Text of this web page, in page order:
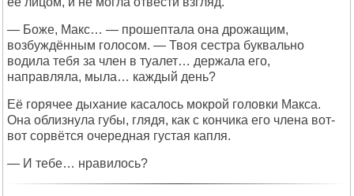
— Боже, Макс… — прошептала она дрожащим,
возбуждённым голосом. — Твоя сестра буквально
водила тебя за член в туалет… держала его,
направляла, мыла… каждый день?
Её горячее дыхание касалось мокрой головки Макса.
Она облизнула губы, глядя, как с кончика его члена вот-
вот сорвётся очередная густая капля.
— И тебе… нравилось?